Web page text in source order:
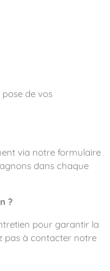
de vos
via notre formulaire
dans chaque
?
pour garantir la
pas à contacter notre